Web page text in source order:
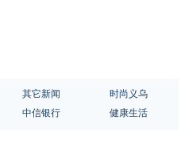
其它新闻
时尚义乌
中信银行 健康生活